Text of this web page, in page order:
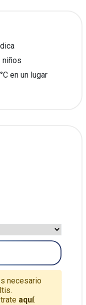
niños
en un lugar
necesario
aquí.